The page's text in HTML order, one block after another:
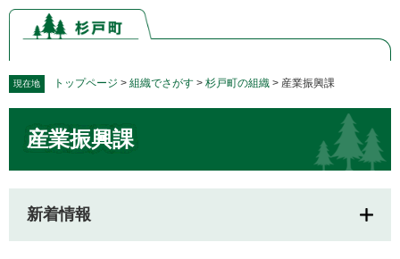
ペ
の
メ
ー
現在地 トップページ > 組織でさがす > 杉戸町の組織 > 産業振興課
産業振興課
新着情報